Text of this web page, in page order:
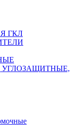
ГКЛ
УГЛОЗАЩИТНЫЕ,